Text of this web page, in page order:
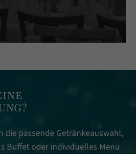
die passende Getränkeauswahl,
Buffet oder individuelles Menü